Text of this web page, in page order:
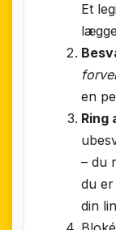
Et
en
Ring
– du
du
din